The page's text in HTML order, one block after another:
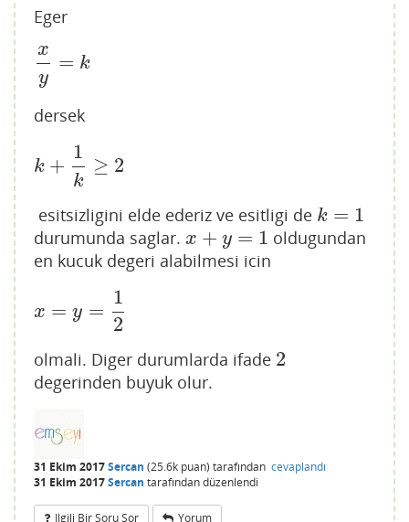
Eger
x
y
= k
x y=k
dersek
k +
1
k
≥ 2
k+ 1k ≥2
esitsizligini elde ederiz ve esitligi de k = 1
k= 1
durumunda saglar. x + y = 1
x+ y= 1
oldugundan
en kucuk degeri alabilmesi icin
x = y =
1
2
x= y= 12
olmali. Diger durumlarda ifade 2
2
degerinden buyuk olur.
31 Ekim 2017Sercan (25.6k puan) tarafından cevaplandı
31 Ekim 2017Sercan tarafındandüzenlendi
Ilgili Bir Soru Sor Yorum